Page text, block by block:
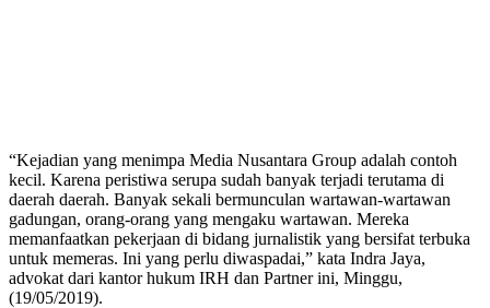
“Kejadian yang menimpa Media Nusantara Group adalah contoh
kecil. Karena peristiwa serupa sudah banyak terjadi terutama di
daerah daerah. Banyak sekali bermunculan wartawan-wartawan
gadungan, orang-orang yang mengaku wartawan. Mereka
memanfaatkan pekerjaan di bidang jurnalistik yang bersifat terbuka
untuk memeras. Ini yang perlu diwaspadai,” kata Indra Jaya,
advokat dari kantor hukum IRH dan Partner ini, Minggu,
(19/05/2019).